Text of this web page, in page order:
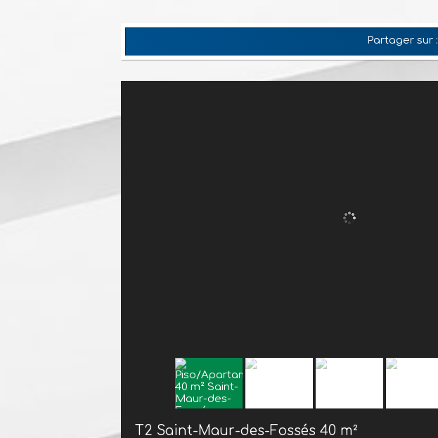
Partager sur :
T2 Saint-Maur-des-Fossés 40 m²